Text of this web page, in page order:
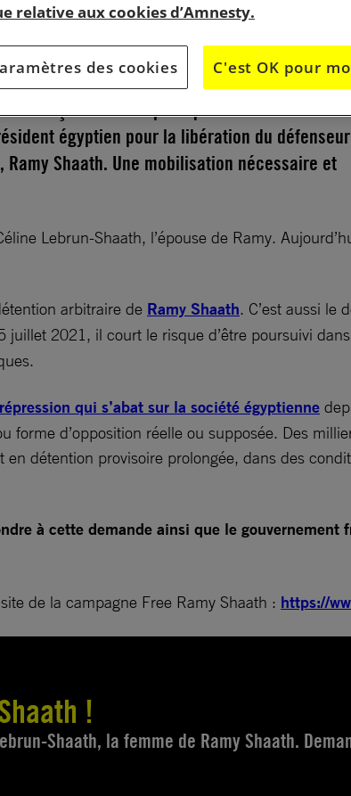
français rendent publique une lettre ouverte
égyptien pour la libération du
Ramy Shaath. Une mobilisation nécessaire et
Lebrun-Shaath, l’épouse de Ramy.
arbitraire de Ramy Shaath. C’est aussi le
juillet 2021, il court le risque d’être poursuivi
qui s’abat sur la société égyptienne
forme d’opposition réelle ou supposée. Des
détention provisoire prolongée, dans des
à cette demande ainsi que le
de la campagne Free Ramy Shaath : https://
!
Shaath, la femme de Ramy Shaath.
relative aux cookies d’Amnesty.
des cookies C'est OK pour